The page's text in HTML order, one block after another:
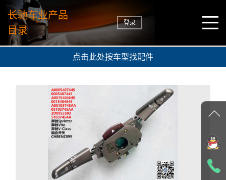
长驰车业产品
目录
登录
点击此处按车型找配件